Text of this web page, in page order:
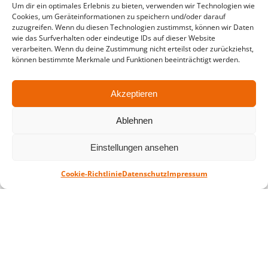
Um dir ein optimales Erlebnis zu bieten, verwenden wir Technologien wie
Cookies, um Geräteinformationen zu speichern und/oder darauf
zuzugreifen. Wenn du diesen Technologien zustimmst, können wir Daten
wie das Surfverhalten oder eindeutige IDs auf dieser Website
verarbeiten. Wenn du deine Zustimmung nicht erteilst oder zurückziehst,
können bestimmte Merkmale und Funktionen beeinträchtigt werden.
Akzeptieren
Ablehnen
Einstellungen ansehen
Cookie-RichtlinieDatenschutzImpressum
in der Zeit vom 06.07. – 07.08.2026
Montag – Freitag: 10-18 Uhr Samstag:
geschlossen
Am Sportforum 2, 04105 Leipzig
Nahverkehr: Straßenbahn Linien 3, 4, 7, 8, 15
Parken ist während des Ticketkaufs möglich.